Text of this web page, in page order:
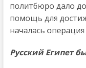
политбюро дало
помощь для
началась операция
Русский Египет